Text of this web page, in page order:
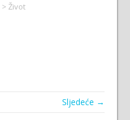
> Život
Sljedeće →